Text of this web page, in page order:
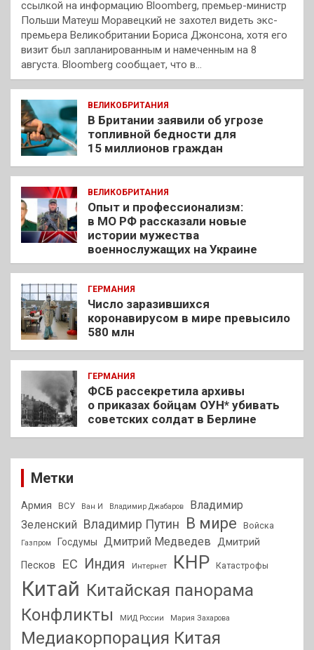
ссылкой на информацию Bloomberg, премьер-министр
Польши Матеуш Моравецкий не захотел видеть экс-
премьера Великобритании Бориса Джонсона, хотя его
визит был запланированным и намеченным на 8
августа. Bloomberg сообщает, что в…
ВЕЛИКОБРИТАНИЯ
В Британии заявили об угрозе
топливной бедности для
15 миллионов граждан
ВЕЛИКОБРИТАНИЯ
Опыт и профессионализм:
в МО РФ рассказали новые
истории мужества
военнослужащих на Украине
ГЕРМАНИЯ
Число заразившихся
коронавирусом в мире превысило
580 млн
ГЕРМАНИЯ
ФСБ рассекретила архивы
о приказах бойцам ОУН* убивать
советских солдат в Берлине
Метки
Армия ВСУ Ван И Владимир Джабаров
Владимир
Зеленский
Владимир Путин В мире Войска
Газпром Госдумы Дмитрий Медведев Дмитрий
Песков
ЕС Индия Интернет КНР Катастрофы
Китай Китайская панорама
Конфликты
МИД России Мария Захарова
Медиакорпорация Китая